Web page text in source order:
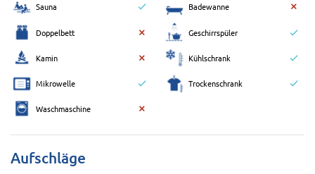
Sauna Badewanne
Doppelbett Geschirrspüler
Kamin Kühlschrank
Mikrowelle Trockenschrank
Waschmaschine
Aufschläge